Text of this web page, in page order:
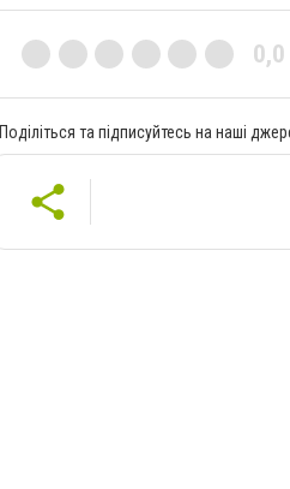
0,0
Поділіться та підписуйтесь на наші